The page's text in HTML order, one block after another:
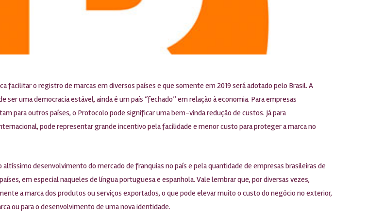
facilitar o registro de marcas em diversos países e que somente em 2019 será adotado pelo Brasil. A
ser uma democracia estável, ainda é um país “fechado” em relação à economia. Para empresas
para outros países, o Protocolo pode significar uma bem-vinda redução de custos. Já para
pode representar grande incentivo pela facilidade e menor custo para proteger a marca no
desenvolvimento do mercado de franquias no país e pela quantidade de empresas brasileiras de
em especial naqueles de língua portuguesa e espanhola. Vale lembrar que, por diversas vezes,
a marca dos produtos ou serviços exportados, o que pode elevar muito o custo do negócio no exterior,
ou para o desenvolvimento de uma nova identidade.